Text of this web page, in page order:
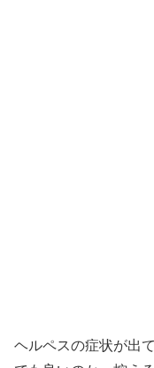
ヘルペスの症状が出